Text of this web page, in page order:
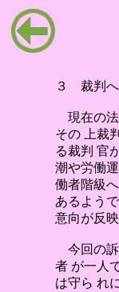
３ 裁判へ
現在の法
その 上裁
る裁判 官
潮や労働
働者階級
あるよう
意向が反
今回の訴
者 が一人
は守ら れ